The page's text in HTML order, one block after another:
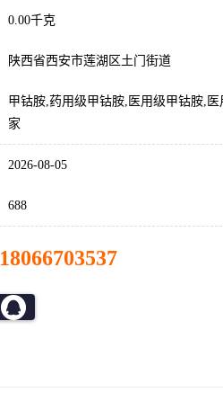
0.00千克
陕西省西安市莲湖区土门街道
甲钴胺,药用级甲钴胺,医用级甲钴胺,医
家
2026-08-05
688
18066703537